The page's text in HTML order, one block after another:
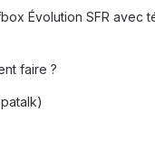
Évolution SFR avec
faire ?